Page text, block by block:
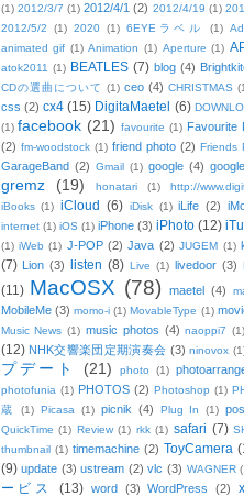
(1) 2012/3/7 (1) 2012/4/1 (2) 2012/4/19 (1)
2012/5/2
(1) 2020 (1) 6EYEラベル (1)
animated gif (1) Animation (1) Aperture (1)
atok2011 (1) BEATLES (7) blog (4)
CDの選曲について (1) ceo (4) CHRISTMAS
css (2) cx4 (15) DigitaMaetel (6)
(1) facebook (21) favourite (1) Favourite
(2) fm-woodstock (1) friend photo (2) Friends
GarageBand (2) Gmail (1) google (4)
gremz (19) honatari (1) http://
iBooks (1) iCloud (6) iDisk (1) iLife (2)
internet (1) iOS (1) iPhone (3) iPhoto (12)
(1) iWeb (1) J-POP (2) Java (2) JUGEM (1)
(7) Lion (3) listen (8) Live (1) livedoor (3)
(11) MacOSX (78) maetel (4)
MobileMe (3) momo-i (1) MovableType (1)
Music News (1) music photos (4) naoppi7 (1)
(12) NHK交響楽団定期演奏会 (3) ninovox
プデート
(21) photo (1)
photofunia (1) PHOTOS (2) Photoshop (1)
蔵
(1) Picasa (1) picnik (4) Plug In (1)
QuickTime (1) Review (1) rkk (1) safari (7)
thumbnail (1) timemachine (2) ToyCamera
(9) update (3) ustream (2) vlc (3) WAGNER
ービス
(13) word (3) WordPress (2)